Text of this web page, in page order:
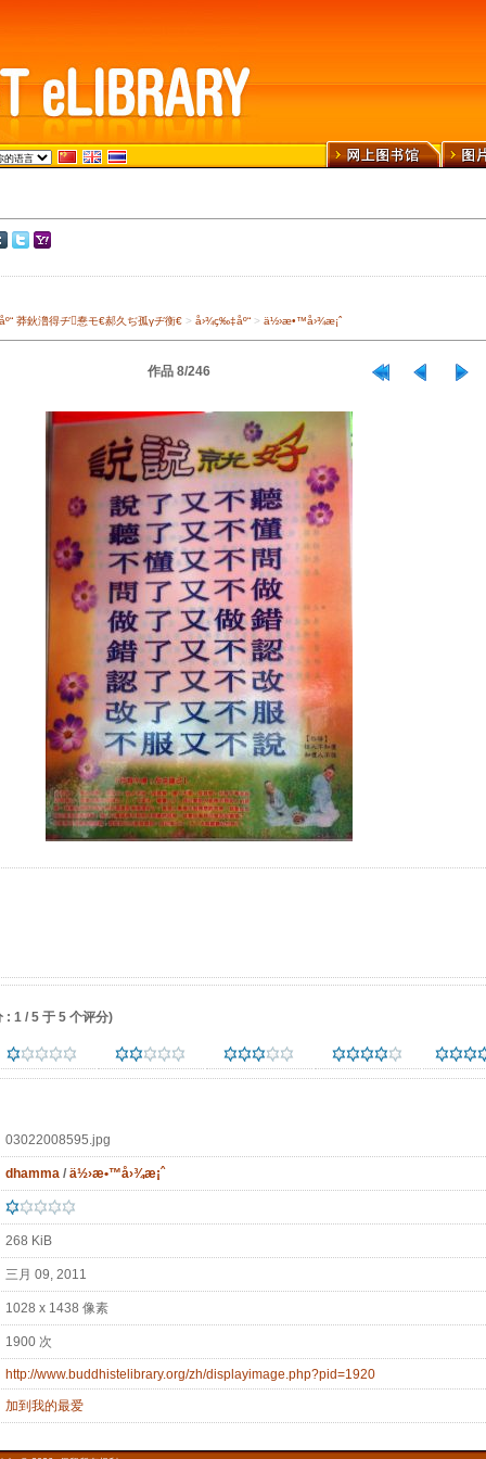
莽鈥澛得ヂ惷モ€郝久ぢ孤γヂ衡€> å›¾ç‰‡åº“> ä½›æ•™å›¾æ¡ˆ
作品 8/246
: 1 / 5 于 5 个评分)
03022008595.jpg
dhamma/ ä½›æ•™å›¾æ¡ˆ
268 KiB
三月 09, 2011
1028 x 1438 像素
1900 次
http://www.buddhistelibrary.org/zh/displayimage.php?pid=1920
加到我的最爱